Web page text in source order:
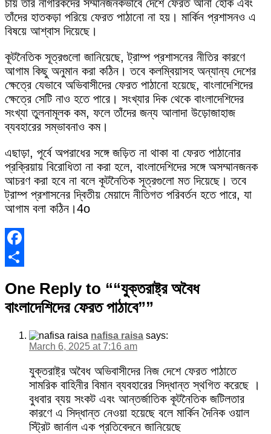
চায় তার নাগরিকদের সম্মানজনকভাবে দেশে ফেরত আনা হোক এবং
তাঁদের হাতকড়া পরিয়ে ফেরত পাঠানো না হয়। মার্কিন প্রশাসনও এ
বিষয়ে আশ্বাস দিয়েছে।
কূটনৈতিক সূত্রগুলো জানিয়েছে, ট্রাম্প প্রশাসনের নীতির কারণে
আগাম কিছু অনুমান করা কঠিন। তবে কলম্বিয়াসহ অন্যান্য দেশের
ক্ষেত্রে যেভাবে অভিবাসীদের ফেরত পাঠানো হয়েছে, বাংলাদেশিদের
ক্ষেত্রে সেটি নাও হতে পারে। সংখ্যার দিক থেকে বাংলাদেশিদের
সংখ্যা তুলনামূলক কম, ফলে তাঁদের জন্য আলাদা উড়োজাহাজ
ব্যবহারের সম্ভাবনাও কম।
এছাড়া, পূর্বে অপরাধের সঙ্গে জড়িত না থাকা বা ফেরত পাঠানোর
প্রক্রিয়ায় বিরোধিতা না করা হলে, বাংলাদেশিদের সঙ্গে অসম্মানজনক
আচরণ করা হবে না বলে কূটনৈতিক সূত্রগুলো মত দিয়েছে। তবে
ট্রাম্প প্রশাসনের দ্বিতীয় মেয়াদে নীতিগত পরিবর্তন হতে পারে, যা
আগাম বলা কঠিন।4o
Facebook
One Reply to ““যুক্তরাষ্ট্র অবৈধ
বাংলাদেশিদের ফেরত পাঠাবে””
nafisa raisa says:
March 6, 2025 at 7:16 am
যুক্তরাষ্ট্র অবৈধ অভিবাসীদের নিজ দেশে ফেরত পাঠাতে
সামরিক বাহিনীর বিমান ব্যবহারের সিদ্ধান্ত স্থগিত করেছে ।
বুধবার ব্যয় সংকট এবং আন্তর্জাতিক কূটনৈতিক জটিলতার
কারণে এ সিদ্ধান্ত নেওয়া হয়েছে বলে মার্কিন দৈনিক ওয়াল
স্ট্রিট জার্নাল এক প্রতিবেদনে জানিয়েছে